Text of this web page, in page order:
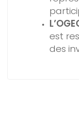
est
des